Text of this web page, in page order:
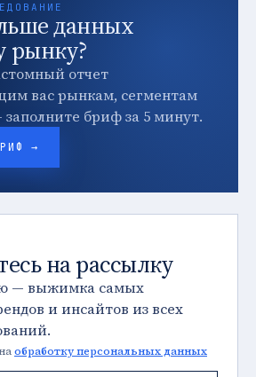
данных
рынку?
отчет
вас рынкам, сегментам
бриф за 5 минут.
→
на рассылку
— выжимка самых
и инсайтов из всех
обработку персональных данных